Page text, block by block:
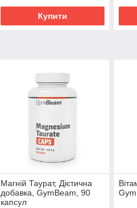
Купити
Магній Таурат, Дієтична
добавка, GymBeam, 90
капсул